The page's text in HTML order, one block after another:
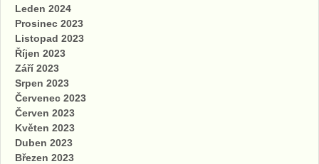
Leden 2024
Prosinec 2023
Listopad 2023
Říjen 2023
Září 2023
Srpen 2023
Červenec 2023
Červen 2023
Květen 2023
Duben 2023
Březen 2023